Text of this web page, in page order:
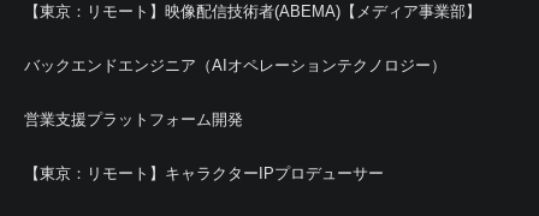
【東京：リモート】映像配信技術者(ABEMA)【メディア事業部】
バックエンドエンジニア（AIオペレーションテクノロジー）
営業支援プラットフォーム開発
【東京：リモート】キャラクターIPプロデューサー